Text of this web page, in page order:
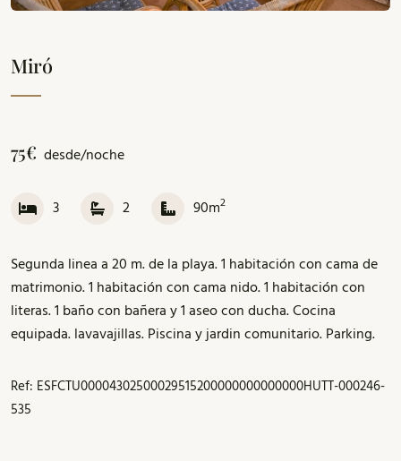
Miró
3 2 90m2
Segunda linea a 20 m. de la playa. 1 habitación con cama de
matrimonio. 1 habitación con cama nido. 1 habitación con
literas. 1 baño con bañera y 1 aseo con ducha. Cocina
equipada. lavavajillas. Piscina y jardin comunitario. Parking.
Ref: ESFCTU00004302500029515200000000000000HUTT-000246-
535
75€ desde/noche